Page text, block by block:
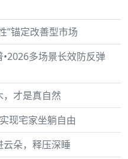
”锚定改善型市场
多场景长效防反弹
才是真自然
现宅家坐躺自由
朵，释压深睡